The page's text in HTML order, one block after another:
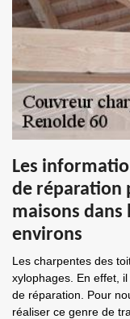
Les
de réparation
maisons dans
environs
Les charpentes des
xylophages. En effet,
de réparation. Pour
réaliser ce genre de